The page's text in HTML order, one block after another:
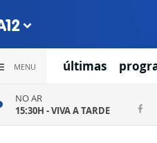
MENU últimas
NO AR
15:30H -VIVA A TARDE